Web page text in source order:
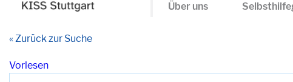
Über uns
« Zurück zur Suche
Vorlesen